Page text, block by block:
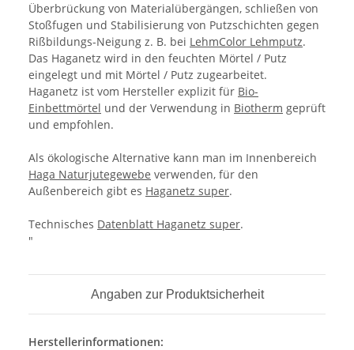
Überbrückung von Materialübergängen, schließen von
Stoßfugen und Stabilisierung von Putzschichten gegen
Rißbildungs-Neigung z. B. bei LehmColor Lehmputz.
Das Haganetz wird in den feuchten Mörtel / Putz
eingelegt und mit Mörtel / Putz zugearbeitet.
Haganetz ist vom Hersteller explizit für Bio-
Einbettmörtel und der Verwendung in Biotherm geprüft
und empfohlen.
Als ökologische Alternative kann man im Innenbereich
Haga Naturjutegewebe verwenden, für den
Außenbereich gibt es Haganetz super.
Technisches Datenblatt Haganetz super.
"
Angaben zur Produktsicherheit
Herstellerinformationen: